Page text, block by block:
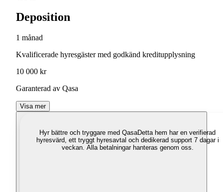
Deposition
1 månad
Kvalificerade hyresgäster med godkänd kreditupplysning
10 000 kr
Garanterad av Qasa
Visa mer
Hyr bättre och tryggare med QasaDetta hem har en verifierad
hyresvärd, ett tryggt hyresavtal och dedikerad support 7 dagar i
veckan. Alla betalningar hanteras genom oss.